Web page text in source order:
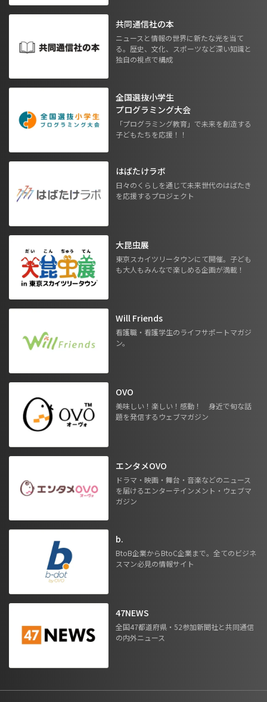
共同通信社の本
ニュースと情報の世界に新たな光を当て
る。歴史、文化、スポーツなど深い知識と
独自の視点で構成
全国選抜小学生
プログラミング大会
「プログラミング教育」で未来を創造する
子どもたちを応援！！
はばたけラボ
日々のくらしを通じて未来世代のはばたき
を応援するプロジェクト
大昆虫展
東京スカイツリータウンにて開催。子ども
も大人もみんなで楽しめる企画が満載！
Will Friends
看護職・看護学生のライフサポートマガジ
ン。
OVO
美味しい！楽しい！感動！ 身近で旬な話
題を発信するウェブマガジン
エンタメOVO
ドラマ・映画・舞台・音楽などのニュース
を届けるエンターテインメント・ウェブマ
ガジン
b.
BtoB企業からBtoC企業まで。全てのビジネ
スマン必見の情報サイト
47NEWS
全国47都道府県・52参加新聞社と共同通信
の内外ニュース